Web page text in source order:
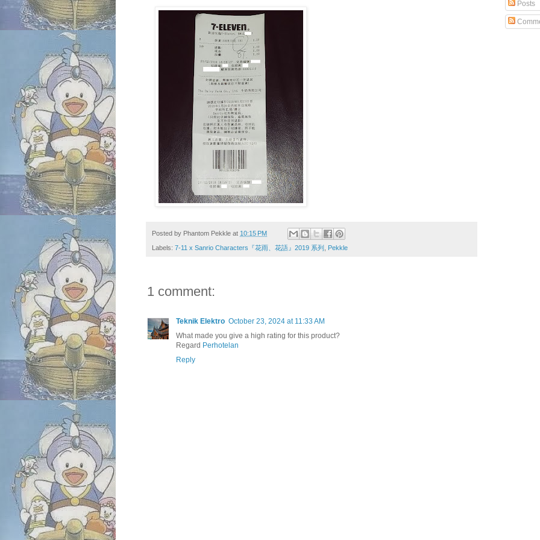
Posted by Phantom Pekkle at 10:15 PM
Labels: 7-11 x Sanrio Characters『花雨、花語』2019 系列 Pekkle
1 comment:
Teknik Elektro October 23, 2024 at 11:33 AM
What made you give a high rating for this product?
Regard Perhotelan
Reply
Posts